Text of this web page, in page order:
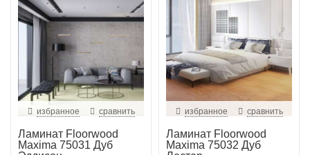
избранное сравнить
Ламинат Floorwood
Maxima 75031 Дуб
избранное сравнить
Ламинат Floorwood
Maxima 75032 Дуб